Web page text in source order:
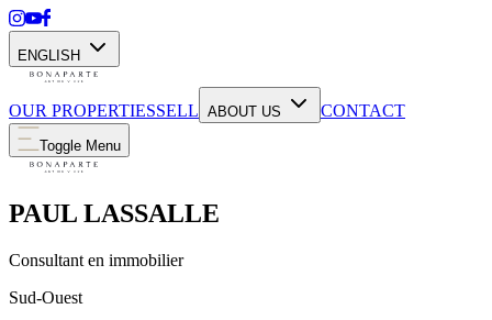
ENGLISH
OUR PROPERTIESSELL ABOUT US CONTACT
Toggle Menu
PAUL LASSALLE
Consultant en immobilier
Sud-Ouest